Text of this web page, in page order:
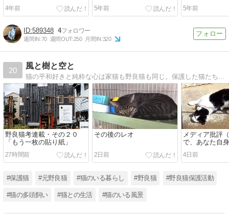
4年前 5年前 5年前
589348 4
週間IN:70 週間OUT:250 月間IN:320
20
風と樹と空と
野良猫考連載・その２０
「もう一枚の貼り紙」
27時間前
その後のレオ
2日前
メディア批評
で、あなた自
たいの？
4日前
#保護猫 #元野良猫 #猫のいる暮らし #野良猫 #野良猫保護活動
#猫の多頭飼い #猫との生活 #猫のいる風景